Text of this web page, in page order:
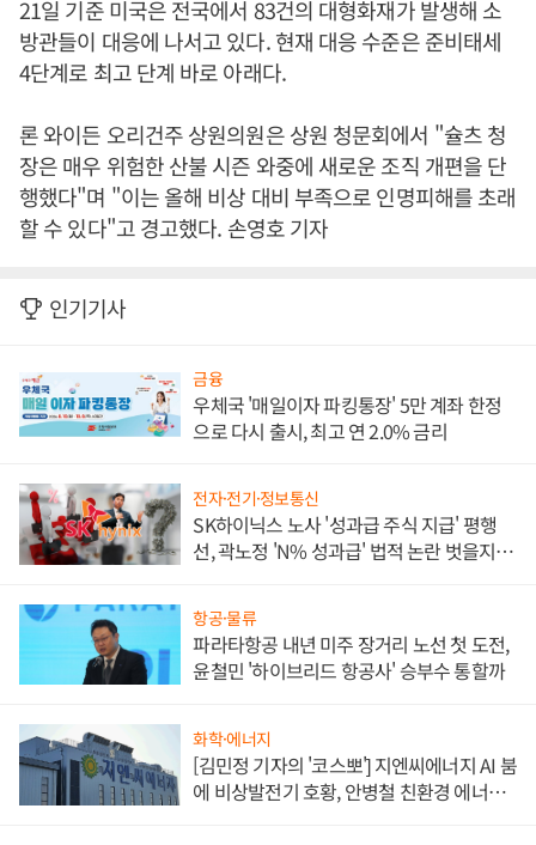
21일 기준 미국은 전국에서 83건의 대형화재가 발생해 소
방관들이 대응에 나서고 있다. 현재 대응 수준은 준비태세
4단계로 최고 단계 바로 아래다.
론 와이든 오리건주 상원의원은 상원 청문회에서 "슐츠 청
장은 매우 위험한 산불 시즌 와중에 새로운 조직 개편을 단
행했다"며 "이는 올해 비상 대비 부족으로 인명피해를 초래
할 수 있다"고 경고했다. 손영호 기자
인기기사
금융
우체국 '매일이자 파킹통장' 5만 계좌 한정
으로 다시 출시, 최고 연 2.0% 금리
전자·전기·정보통신
SK하이닉스 노사 '성과급 주식 지급' 평행
선, 곽노정 'N% 성과급' 법적 논란 벗을지 주
항공·물류
파라타항공 내년 미주 장거리 노선 첫 도전,
윤철민 '하이브리드 항공사' 승부수 통할까
화학·에너지
[김민정 기자의 '코스뽀'] 지엔씨에너지 AI 붐
에 비상발전기 호황, 안병철 친환경 에너지